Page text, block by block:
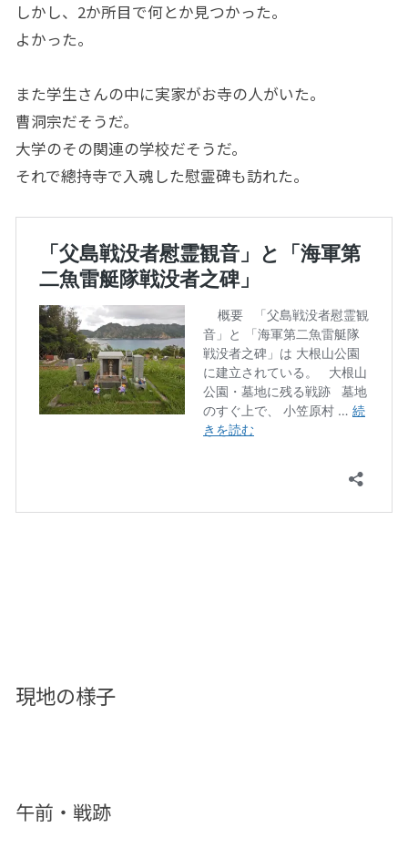
しかし、2か所目で何とか見つかった。
よかった。
また学生さんの中に実家がお寺の人がいた。
曹洞宗だそうだ。
大学のその関連の学校だそうだ。
それで總持寺で入魂した慰霊碑も訪れた。
現地の様子
午前・戦跡